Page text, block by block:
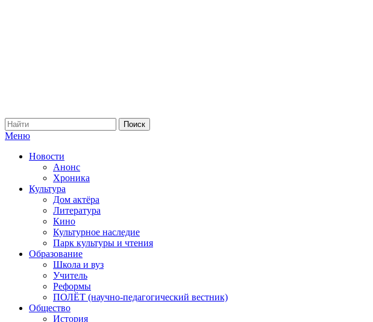
Меню
Новости
Анонс
Хроника
Культура
Дом актёра
Литература
Кино
Культурное наследие
Парк культуры и чтения
Образование
Школа и вуз
Учитель
Реформы
ПОЛЁТ (научно-педагогический вестник)
Общество
История